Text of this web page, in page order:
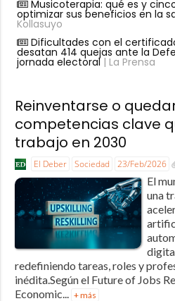
Musicoterapia: qué es y
optimizar sus beneficios en la
Kollasuyo
Dificultades con el
desatan 414 quejas ante la
jornada electoral| La Prensa
Reinventarse o
competencias clave
trabajo en 2030
El Deber Sociedad 23/Feb/2026
El
una
redefiniendo tareas, roles y
inédita.Según el Future of Jobs
Economic...
+ más